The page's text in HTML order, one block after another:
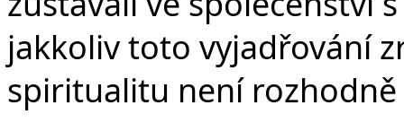
jakkoliv toto vyjadřování
spiritualitu není